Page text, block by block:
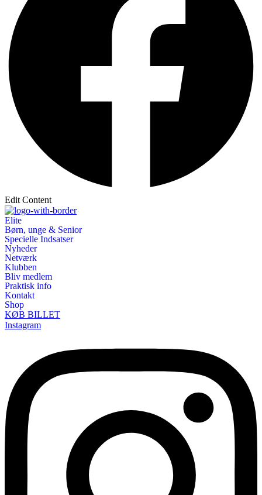
Edit Content
Elite
Børn, unge & Senior
Specielle Indsatser
Nyheder
Netværk
Klubben
Bliv medlem
Praktisk info
Kontakt
Shop
KØB BILLET
Instagram